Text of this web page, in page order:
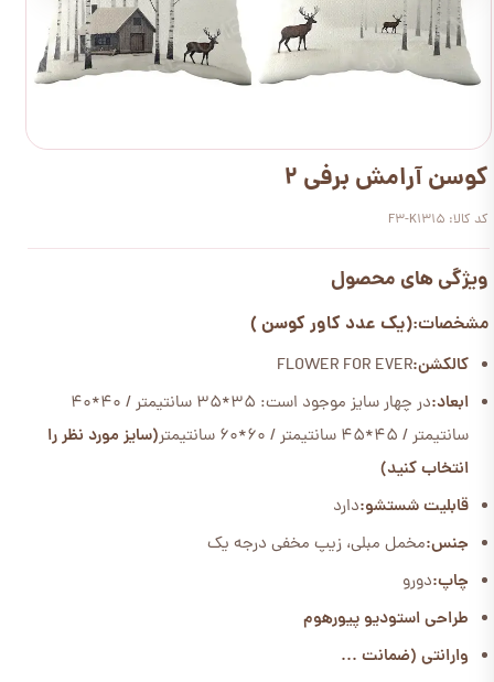
کوسن آرامش برفی 2
کد کالا: F3-K1315
ویژگی های محصول
مشخصات:(یک عدد کاور کوسن )
کالکشن:FLOWER FOR EVER
ابعاد:
در چهار سایز موجود است: 35*35 سانتیمتر / 40*40
سانتیمتر / 45*45 سانتیمتر / 60*60 سانتیمتر
(سایز مورد نظر را
انتخاب کنید)
قابلیت شستشو:دارد
جنس:مخمل مبلی، زیپ مخفی درجه یک
چاپ:دورو
طراحی استودیو پیورهوم
وارانتی (ضمانت ...